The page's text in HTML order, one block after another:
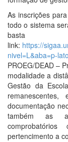
As inscrições
todo o sistema
link: https://
nivel=L&aba=p-lato
PROEG/DEAD –
modalidade a
Gestão da
documentação
também as
pertencimento a